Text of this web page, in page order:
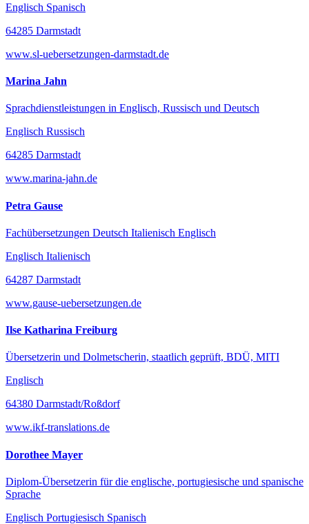
Englisch Spanisch
64285 Darmstadt
www.sl-uebersetzungen-darmstadt.de
Marina Jahn
Sprachdienstleistungen in Englisch, Russisch und Deutsch
Englisch Russisch
64285 Darmstadt
www.marina-jahn.de
Petra Gause
Fachübersetzungen Deutsch Italienisch Englisch
Englisch Italienisch
64287 Darmstadt
www.gause-uebersetzungen.de
Ilse Katharina Freiburg
Übersetzerin und Dolmetscherin, staatlich geprüft, BDÜ, MITI
Englisch
64380 Darmstadt/Roßdorf
www.ikf-translations.de
Dorothee Mayer
Diplom-Übersetzerin für die englische, portugiesische und spanische
Sprache
Englisch Portugiesisch Spanisch